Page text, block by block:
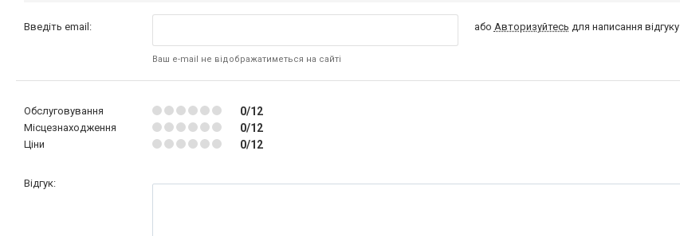
Введіть email:
Ваш e-mail не відображатиметься на сайті
або Авторизуйтесь для написання відгуку
Обслуговування 0/12
Місцезнаходження 0/12
Ціни 0/12
Відгук: